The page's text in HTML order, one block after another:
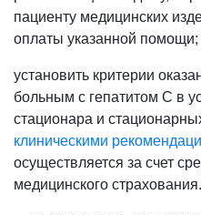
пациенту медицинских
оплаты указанной помощи;
установить критерии
больным с гепатитом C в
стационара и
клиническими
осуществляется за счет
медицинского страхования.